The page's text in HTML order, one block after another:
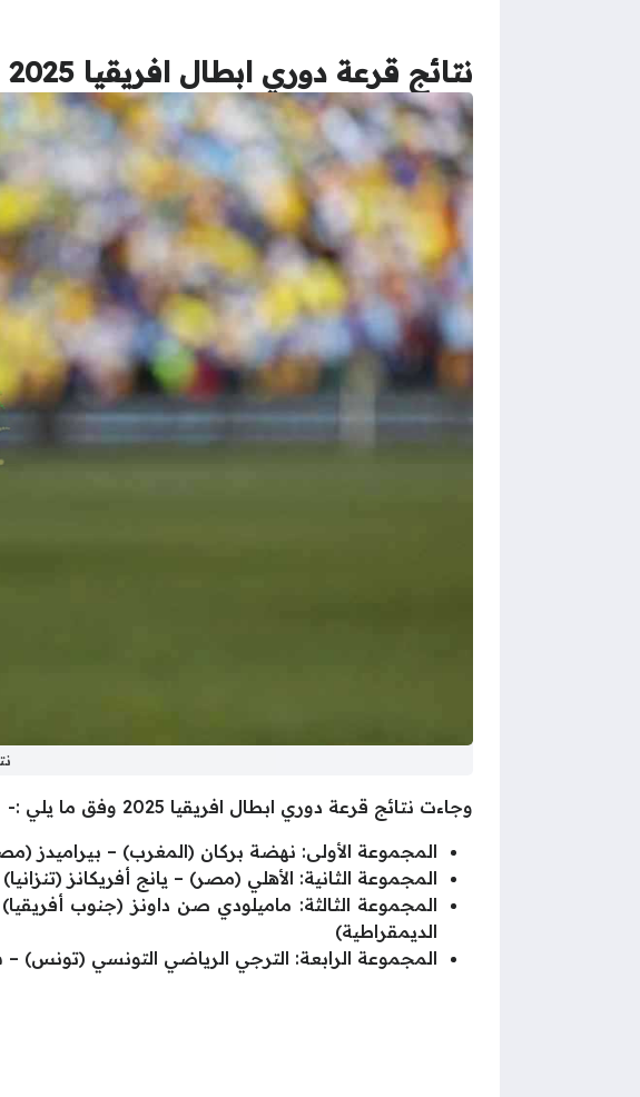
نتائج قرعة دوري ابطال افريقيا 2025
وجاءت نتائج قرعة دوري ابطال افريقيا 2025 وفق ما يلي :-
المجموعة الأولى: نهضة بركان (المغرب) – بيراميدز
المجموعة الثانية: الأهلي (مصر) – يانج أفريكانز
المجموعة الثالثة: ماميلودي صن داونز (جنوب
الديمقراطية)
المجموعة الرابعة: الترجي الرياضي التونسي (تونس) –